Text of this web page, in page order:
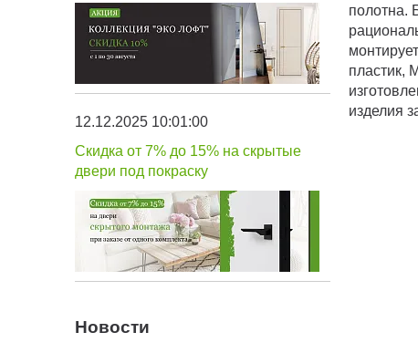
12.12.2025 10:01:00
Скидка от 7% до 15% на скрытые
двери под покраску
Новости
полотна.
пластик,
изделия